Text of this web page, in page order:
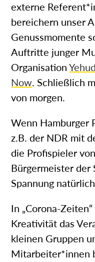
externe
bereichern unser
Genussmomente
Auftritte junger
Organisation
Now. Schließlich
von morgen.
Wenn Hamburger
z.B. der NDR mit
die Profispieler
Bürgermeister der
Spannung
In „Corona-
Kreativität das
kleinen Gruppen
Mitarbeiter*innen